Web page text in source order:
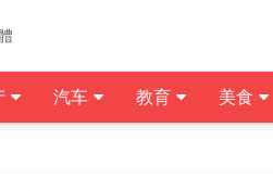
汽车 教育 美食